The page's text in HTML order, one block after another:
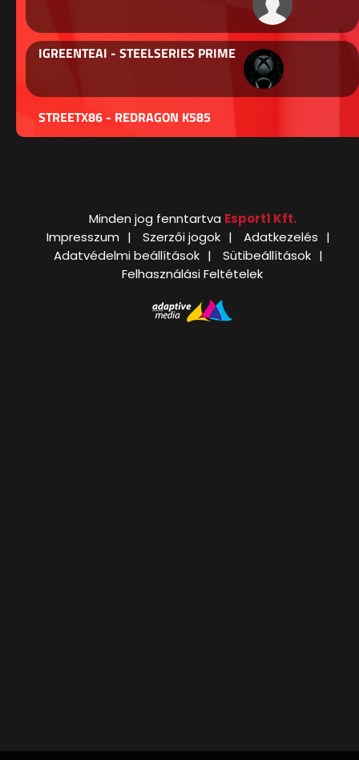
IGREENTEAI - STEELSERIES PRIME
STREETX86 - REDRAGON K585
Minden jog fenntartva Esport1 Kft.
Impresszum
Szerzői jogok
Adatkezelés
Adatvédelmi beállítások
Sütibeállítások
Felhasználási Feltételek